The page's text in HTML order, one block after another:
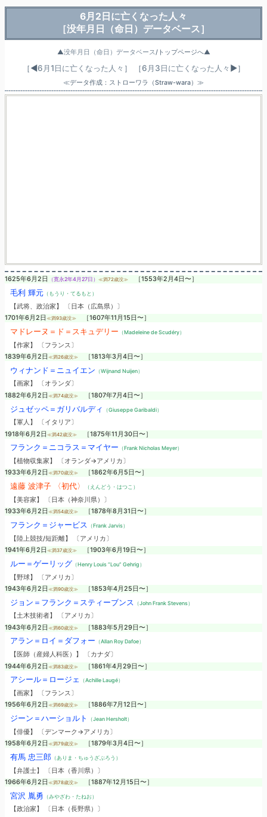
6月2日に亡くなった人々
［没年月日（命日）データベース］
▲没年月日（命日）データベース/トップページへ▲
［◀6月1日に亡くなった人々 ］ ［6月3日に亡くなった人々 ▶］
≪データ作成：ストローワラ（Straw-wara）≫
1625年6月2日 （寛永2年4月27日） ≪満72歳没≫ ［1553年2月4日〜］
毛利 輝元（もうり・てるもと）
【武将、政治家】 〔日本（広島県）〕
1701年6月2日 ≪満93歳没≫ ［1607年11月15日〜］
マドレーヌ＝ド＝スキュデリー （Madeleine de Scudéry）
【作家】 〔フランス〕
1839年6月2日 ≪満26歳没≫ ［1813年3月4日〜］
ウィナンド＝ニュイエン （Wijnand Nuijen）
【画家】 〔オランダ〕
1882年6月2日 ≪満74歳没≫ ［1807年7月4日〜］
ジュゼッペ＝ガリバルディ （Giuseppe Garibaldi）
【軍人】 〔イタリア〕
1918年6月2日 ≪満42歳没≫ ［1875年11月30日〜］
フランク＝ニコラス＝マイヤー （Frank Nicholas Meyer）
【植物収集家】 〔オランダ→アメリカ〕
1933年6月2日 ≪満70歳没≫ ［1862年6月5日〜］
遠藤 波津子 〈初代〉 （えんどう・はつこ）
【美容家】 〔日本（神奈川県）〕
1933年6月2日 ≪満54歳没≫ ［1878年8月31日〜］
フランク＝ジャービス （Frank Jarvis）
【陸上競技/短距離】 〔アメリカ〕
1941年6月2日 ≪満37歳没≫ ［1903年6月19日〜］
ルー＝ゲーリッグ （Henry Louis “Lou” Gehrig）
【野球】 〔アメリカ〕
1943年6月2日 ≪満90歳没≫ ［1853年4月25日〜］
ジョン＝フランク＝スティーブンス （John Frank Stevens）
【土木技術者】 〔アメリカ〕
1943年6月2日 ≪満60歳没≫ ［1883年5月29日〜］
アラン＝ロイ＝ダフォー （Allan Roy Dafoe）
【医師（産婦人科医）】 〔カナダ〕
1944年6月2日 ≪満83歳没≫ ［1861年4月29日〜］
アシール＝ロージェ （Achille Laugé）
【画家】 〔フランス〕
1956年6月2日 ≪満69歳没≫ ［1886年7月12日〜］
ジーン＝ハーショルト （Jean Hersholt）
【俳優】 〔デンマーク→アメリカ〕
1958年6月2日 ≪満79歳没≫ ［1879年3月4日〜］
有馬 忠三郎（ありま・ちゅうざぶろう）
【弁護士】 〔日本（香川県）〕
1966年6月2日 ≪満78歳没≫ ［1887年12月15日〜］
宮沢 胤勇 （みやざわ・たねお）
【政治家】 〔日本（長野県）〕